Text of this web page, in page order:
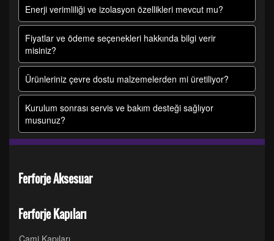
Enerji verimliliği ve izolasyon özellikleri mevcut mu?
Fiyatlar ve ödeme seçenekleri hakkında bilgi verir
misiniz?
Ürünleriniz çevre dostu malzemelerden mi üretiliyor?
Kurulum sonrası servis ve bakım desteği sağlıyor
musunuz?
Ferforje Aksesuar
Ferforje Kapıları
Cami Kapıları